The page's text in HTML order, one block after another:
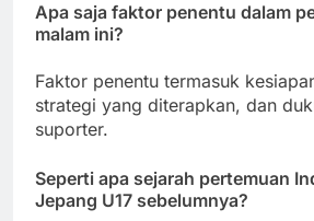
Apa saja faktor penentu dalam
malam ini?
Faktor penentu termasuk
strategi yang diterapkan, dan
suporter.
Seperti apa sejarah pertemuan
Jepang U17 sebelumnya?